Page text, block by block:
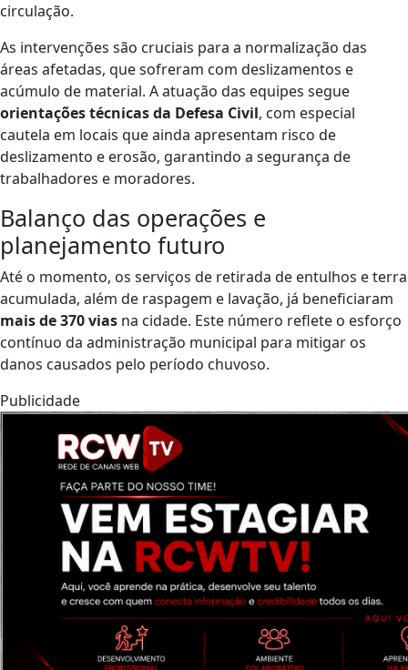
circulação.
As intervenções são cruciais para a normalização das
áreas afetadas, que sofreram com deslizamentos e
acúmulo de material. A atuação das equipes segue
orientações técnicas da Defesa Civil, com especial
cautela em locais que ainda apresentam risco de
deslizamento e erosão, garantindo a segurança de
trabalhadores e moradores.
Balanço das operações e
planejamento futuro
Até o momento, os serviços de retirada de entulhos e terra
acumulada, além de raspagem e lavação, já beneficiaram
mais de 370 vias na cidade. Este número reflete o esforço
contínuo da administração municipal para mitigar os
danos causados pelo período chuvoso.
Publicidade